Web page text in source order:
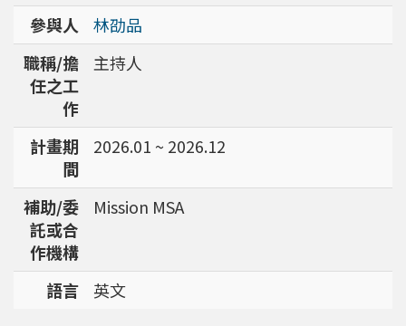
參與人
林劭品
職稱/擔
任之工
作
主持人
計畫期
間
2026.01 ~ 2026.12
補助/委
託或合
作機構
Mission MSA
語言 英文